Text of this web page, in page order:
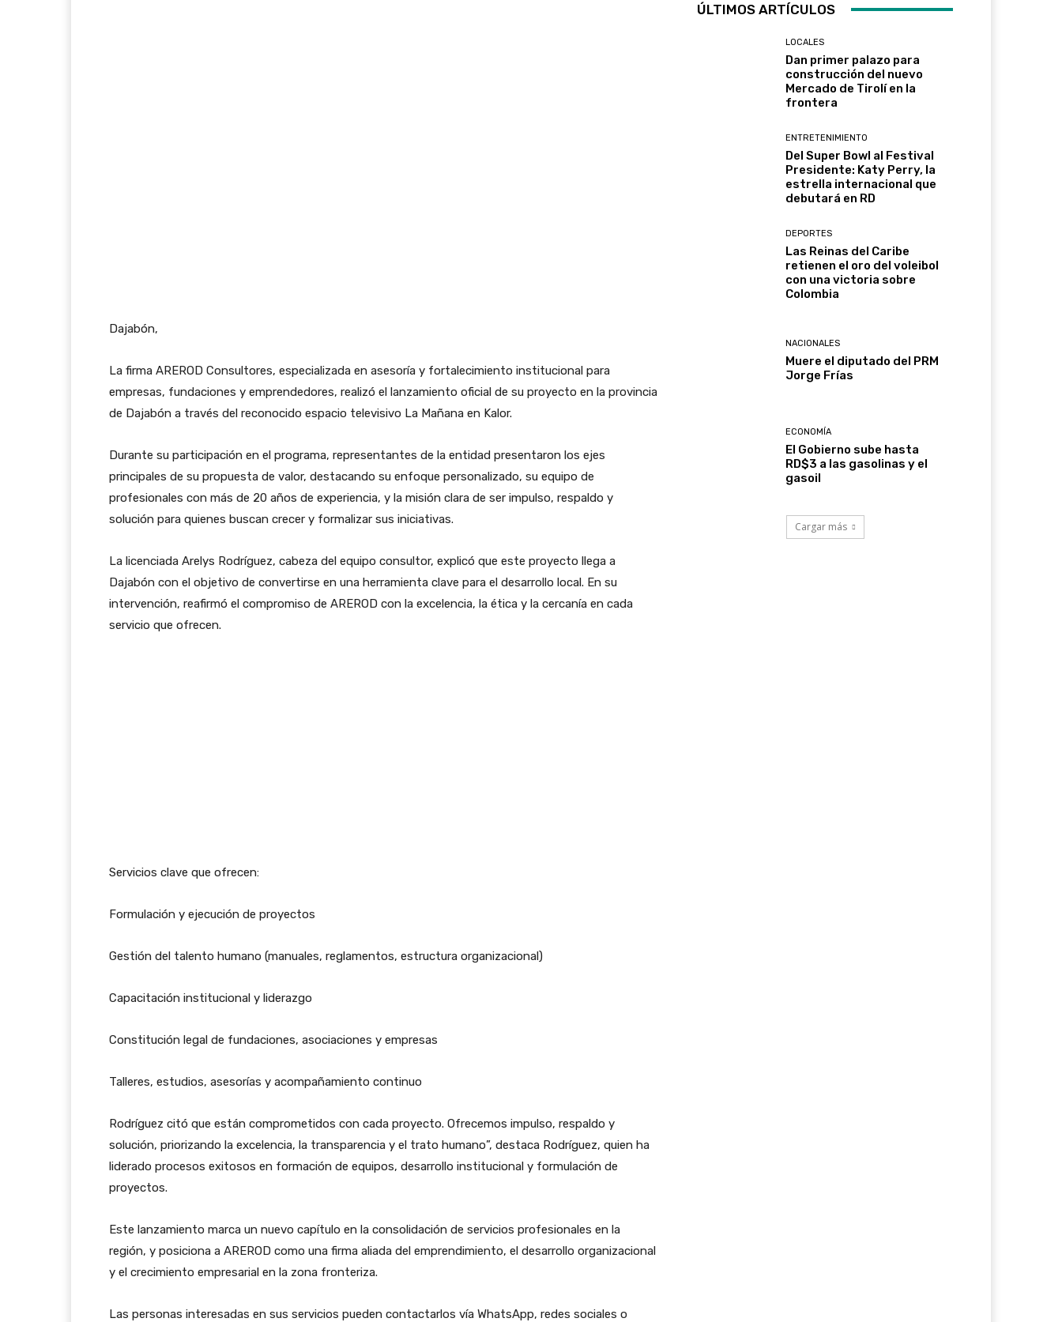
Dajabón,
La firma AREROD Consultores, especializada en asesoría y fortalecimiento institucional para
empresas, fundaciones y emprendedores, realizó el lanzamiento oficial de su proyecto en la provincia
de Dajabón a través del reconocido espacio televisivo La Mañana en Kalor.
Durante su participación en el programa, representantes de la entidad presentaron los ejes
principales de su propuesta de valor, destacando su enfoque personalizado, su equipo de
profesionales con más de 20 años de experiencia, y la misión clara de ser impulso, respaldo y
solución para quienes buscan crecer y formalizar sus iniciativas.
La licenciada Arelys Rodríguez, cabeza del equipo consultor, explicó que este proyecto llega a
Dajabón con el objetivo de convertirse en una herramienta clave para el desarrollo local. En su
intervención, reafirmó el compromiso de AREROD con la excelencia, la ética y la cercanía en cada
servicio que ofrecen.
Servicios clave que ofrecen:
Formulación y ejecución de proyectos
Gestión del talento humano (manuales, reglamentos, estructura organizacional)
Capacitación institucional y liderazgo
Constitución legal de fundaciones, asociaciones y empresas
Talleres, estudios, asesorías y acompañamiento continuo
Rodríguez citó que están comprometidos con cada proyecto. Ofrecemos impulso, respaldo y
solución, priorizando la excelencia, la transparencia y el trato humano”, destaca Rodríguez, quien ha
liderado procesos exitosos en formación de equipos, desarrollo institucional y formulación de
proyectos.
Este lanzamiento marca un nuevo capítulo en la consolidación de servicios profesionales en la
región, y posiciona a AREROD como una firma aliada del emprendimiento, el desarrollo organizacional
y el crecimiento empresarial en la zona fronteriza.
Las personas interesadas en sus servicios pueden contactarlos vía WhatsApp, redes sociales o
ÚLTIMOS ARTÍCULOS
LOCALES
Dan primer palazo para
construcción del nuevo
Mercado de Tirolí en la
frontera
ENTRETENIMIENTO
Del Super Bowl al Festival
Presidente: Katy Perry, la
estrella internacional que
debutará en RD
DEPORTES
Las Reinas del Caribe
retienen el oro del voleibol
con una victoria sobre
Colombia
NACIONALES
Muere el diputado del PRM
Jorge Frías
ECONOMÍA
El Gobierno sube hasta
RD$3 a las gasolinas y el
gasoil
Cargar más